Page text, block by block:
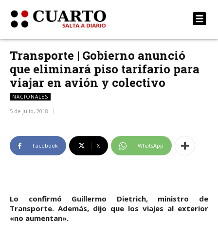
Transporte | Gobierno anunció
que eliminará piso tarifario para
viajar en avión y colectivo
NACIONALES
5 de julio, 2018
Facebook X WhatsApp
Lo confirmó Guillermo Dietrich, ministro de
Transporte. Además, dijo que los viajes al exterior
«no aumentan».